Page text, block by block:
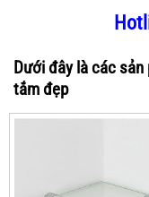
Dưới đây là các
tắm đẹp